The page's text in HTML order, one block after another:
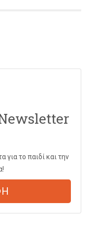
για το παιδί και την